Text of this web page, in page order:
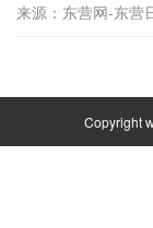
来源：东营网-东营
Copyright